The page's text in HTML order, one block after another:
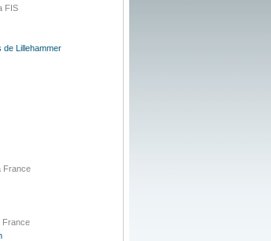
FIS
de Lillehammer
France
France